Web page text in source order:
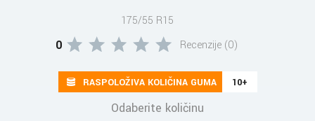
175/55 R15
0 Recenzije (0)
RASPOLOŽIVA KOLIČINA GUMA 10+
Odaberite količinu